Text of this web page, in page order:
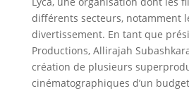
différents secteurs, notamment
divertissement. En tant que
Productions, Allirajah
création de plusieurs
cinématographiques d’un